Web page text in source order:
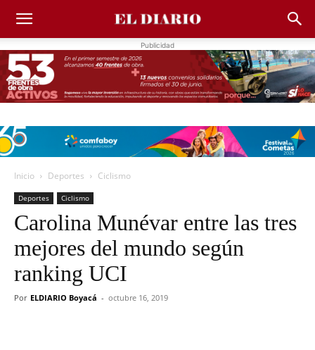
Publicidad
Inicio Deportes Ciclismo
Deportes Ciclismo
Carolina Munévar entre las tres
mejores del mundo según
ranking UCI
Por ELDIARIO Boyacá - octubre 16, 2019